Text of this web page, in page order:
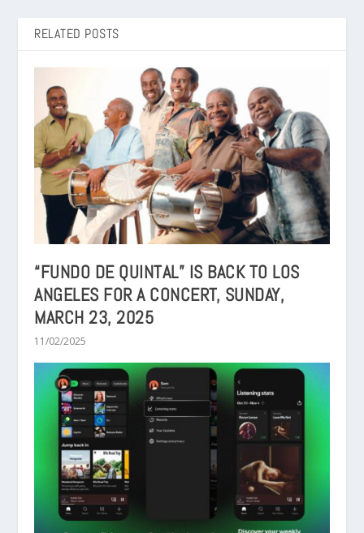
RELATED POSTS
“FUNDO DE QUINTAL” IS BACK TO LOS
ANGELES FOR A CONCERT, SUNDAY,
MARCH 23, 2025
11/02/2025